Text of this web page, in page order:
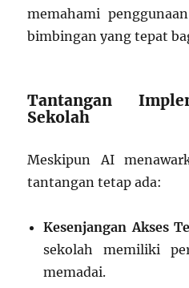
memahami
bimbingan yang tepat
Tantangan
Sekolah
Meskipun AI
tantangan tetap ada:
Kesenjangan Akses
sekolah memiliki
memadai.